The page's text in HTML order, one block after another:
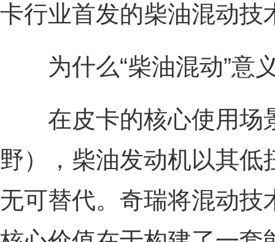
卡行业首发的柴油混动技
为什么“柴油混动”意
在皮卡的核心使用场
野），柴油发动机以其
无可替代。奇瑞将混动